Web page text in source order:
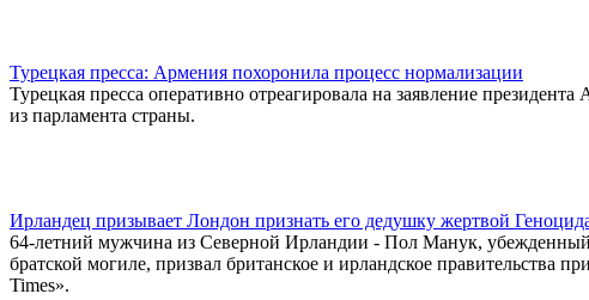
Турецкая пресса: Армения похоронила процесс нормализации
Турецкая пресса оперативно отреагировала на заявление
из парламента страны.
Ирландец призывает Лондон признать его дедушку жертвой
64-летний мужчина из Северной Ирландии - Пол Манук,
братской могиле, призвал британское и ирландское правительства
Times».